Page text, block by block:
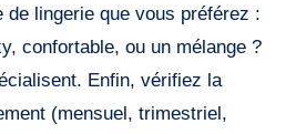
lingerie que vous préférez :
confortable, ou un mélange ?
Enfin, vérifiez la
(mensuel, trimestriel,